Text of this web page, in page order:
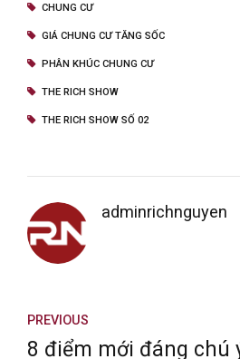
CHUNG CƯ
GIÁ CHUNG CƯ TĂNG SỐC
PHÂN KHÚC CHUNG CƯ
THE RICH SHOW
THE RICH SHOW SỐ 02
adminrichnguyen
PREVIOUS
8 điểm mới đáng chú